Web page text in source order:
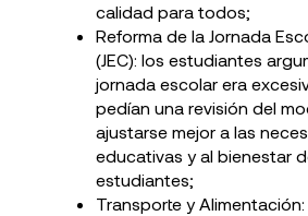
calidad para todos;
Reforma de la Jornada
(JEC): los estudiantes
jornada escolar era
pedían una revisión del
ajustarse mejor a las
educativas y al bienestar
estudiantes;
Transporte y